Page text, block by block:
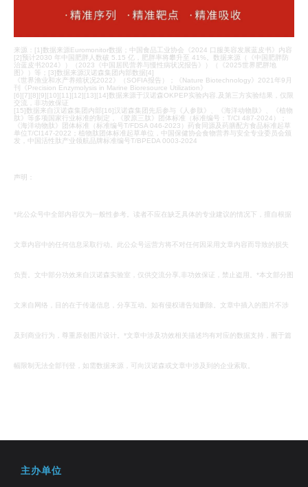
来源：[1]数据来源Euromonitor数据；中国食品工业协会《2024 口服美容发展蓝皮书》内容
[2]预计2030 年中国肥胖人数破 5.15 亿，肥胖率将攀升至 41%。数据来源（《中国肥胖防
治蓝皮书2024》）（2023《中国居民营养与慢性病状况报告》）（《2025世界肥胖地
图》）等；[3]数据来源汉诺森集团内部数据[4]
《世界渔业和水产养殖状况2022》（SOFIA报告）；《Nature Biotechnology》2021年9月
刊《Precision Enzymolysis in Marine Bioresource Utilization》
[6][7][8][9][10][11][12][13][14]数据来源于汉诺森OKPEP实验内容.及第三方实验结果，仅限
交流，非功效保证
[15]数据来自汉诺森集团内部[16]汉诺森集团先后参与《人参肽》、《海洋动物肽》、《植物
肽》等多项国家行业标准的制定，《胶原三肽》团体标准（标准编号：T/CI 487-2024）；
《海洋动物肽》团体标准（标准编号T/FDSA 046-2023）药食同源及药膳配方食品标准起草
单位T/CI147-2022；植物肽团体标准起草单位，中国保健协会食物营养与安全专业委员会颁
发，中国活性肽产业领航品牌标准编号T/BPEDA 0003-2024
声明：
*此公众号中全部内容仅为一般性参考。读者不应在缺乏具体的专业建议的情况下，擅自根据
文章内容中的任何信息采取行动。此公众号运营方将不对任何因采用文章内容而导致的损失
负责。文中部分功效来自汉诺森实验室，仅供交流分享,非功效保证，禁止盗用。*本文部分图
文来自网络，目的在于传递信息，分享互动。如有侵权请告知删除。文章中插入的图片不涉
及到商业行为，尊重原创图片设计。*文章中涉及功效相关描述均有对应的数据支持，囿于篇
幅限制无法全部刊登，如需数据来源，可向汉诺森或文章中涉及到的企业索取。
主办单位